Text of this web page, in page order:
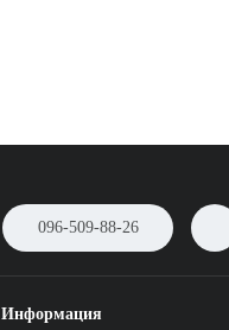
096-509-88-26
Информация